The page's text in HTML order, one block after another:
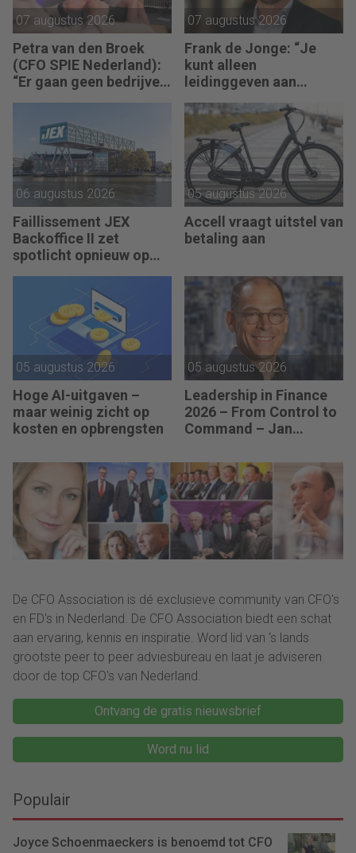
07 augustus 2026
Petra van den Broek
(CFO SPIE Nederland):
“Er gaan geen bedrijven
failliet omdat ze geen
07 augustus 2026
Frank de Jonge: “Je
kunt alleen
leidinggeven aan
anderen als je leiding
kunt geven aan jezelf.”
06 augustus 2026
Faillissement JEX
Backoffice II zet
spotlicht opnieuw op
05 augustus 2026
Accell vraagt uitstel van
betaling aan
05 augustus 2026
Hoge AI-uitgaven –
maar weinig zicht op
kosten en opbrengsten
05 augustus 2026
Leadership in Finance
2026 – From Control to
Command – Jan
van The Protein
Brewery): “Je moet
vaak met relatief weinig
data toch knopen
doorhakken.”
De CFO Association is dé exclusieve community van CFO's
en FD's in Nederland. De CFO Association biedt een schat
aan ervaring, kennis en inspiratie. Word lid van ‘s lands
grootste peer to peer adviesbureau en laat je adviseren
door de top CFO's van Nederland.
Ontvang de gratis nieuwsbrief
Word nu lid
Populair
Joyce Schoenmaeckers is benoemd tot CFO